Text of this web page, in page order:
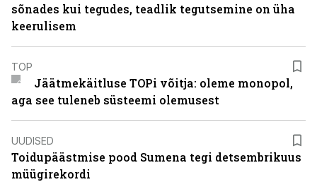
sõnades kui tegudes, teadlik tegutsemine on üha
keerulisem
TOP
Jäätmekäitluse TOPi võitja: oleme monopol,
aga see tuleneb süsteemi olemusest
UUDISED
Toidupäästmise pood Sumena tegi detsembrikuus
müügirekordi